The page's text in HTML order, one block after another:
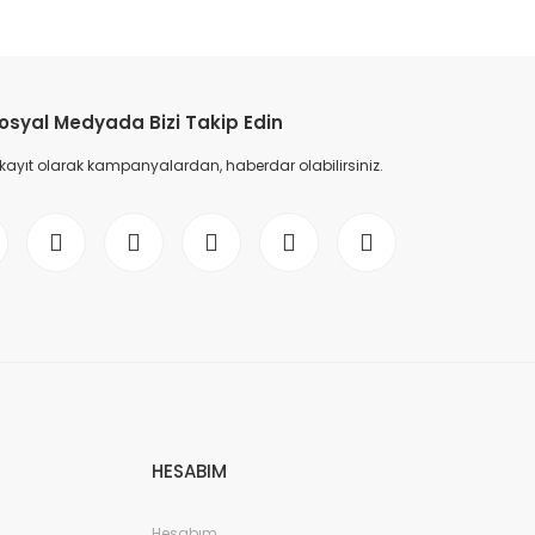
Medyada Bizi Takip Edin
olarak kampanyalardan, haberdar olabilirsiniz.
HESABIM